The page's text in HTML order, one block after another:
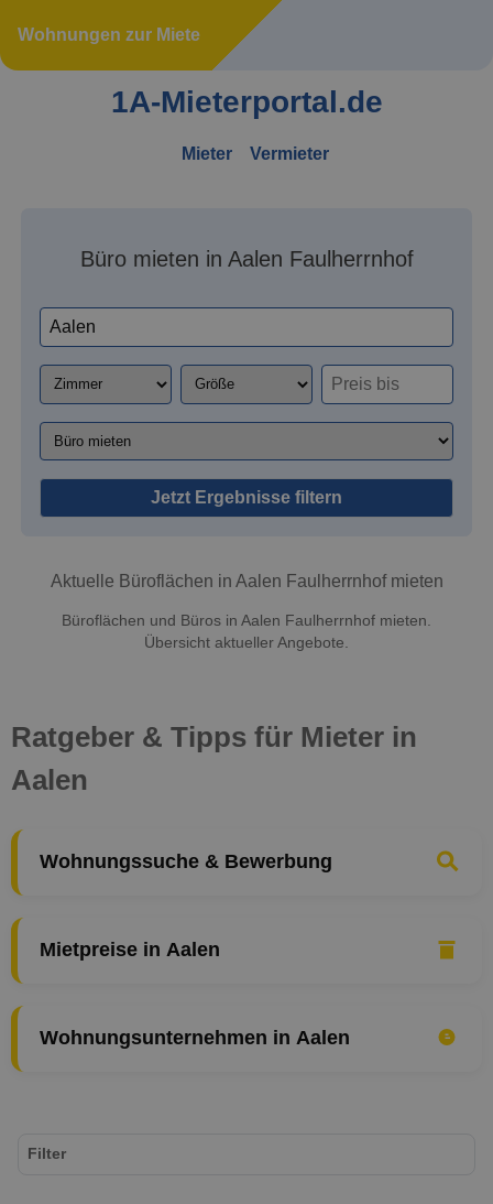
Wohnungen zur Miete
1A-Mieterportal.de
Mieter Vermieter
Büro mieten in Aalen Faulherrnhof
Jetzt Ergebnisse filtern
Aktuelle Büroflächen in Aalen Faulherrnhof mieten
Büroflächen und Büros in Aalen Faulherrnhof mieten.
Übersicht aktueller Angebote.
Ratgeber & Tipps für Mieter in
Aalen
Wohnungssuche & Bewerbung
Mietpreise in Aalen
Wohnungsunternehmen in Aalen
Filter